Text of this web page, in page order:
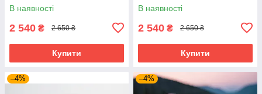
сумка з натуральної шкіри,
20*21*8 см
В наявності
2 540 ₴ 2 650 ₴
Купити
бежево-бордова сумка з
натуральної шкіри, 20*21*8
В наявності
2 540 ₴ 2 650 ₴
Купити
–4% –4%